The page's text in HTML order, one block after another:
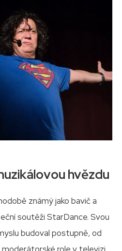
hvězdu
známý jako bavič a
soutěži StarDance. Svou
budoval postupně, od